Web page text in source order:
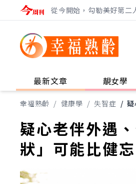
從今開始，勾勒美好第二
最新文章 靚女學
幸福熟齡 / 健康學 / 失智症 /
疑心老伴外遇
狀」可能比健